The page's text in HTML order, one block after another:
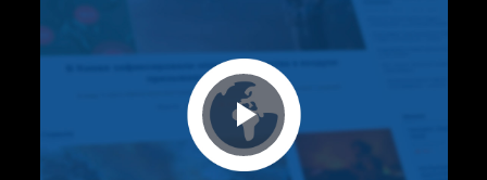
Play Video